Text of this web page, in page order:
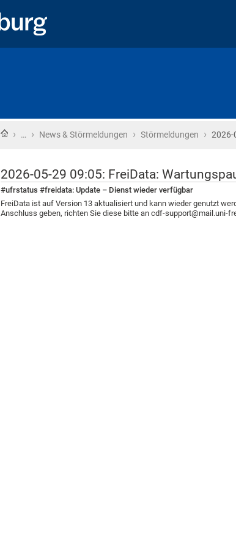
Startseite
› … › News & Störmeldungen › Störmeldungen › 2026-
2026-05-29 09:05: FreiData:
#ufrstatus #freidata: Update – Dienst wieder verfügbar
FreiData ist auf Version 13 aktualisiert und kann wieder genutzt
Anschluss geben, richten Sie diese bitte an cdf-support@mail.uni-